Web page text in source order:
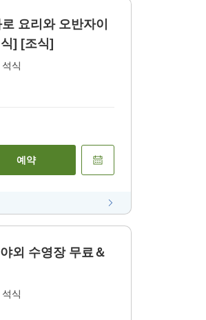
요리와 오반자이
] [조식]
석식
예약
외 수영장 무료＆
석식